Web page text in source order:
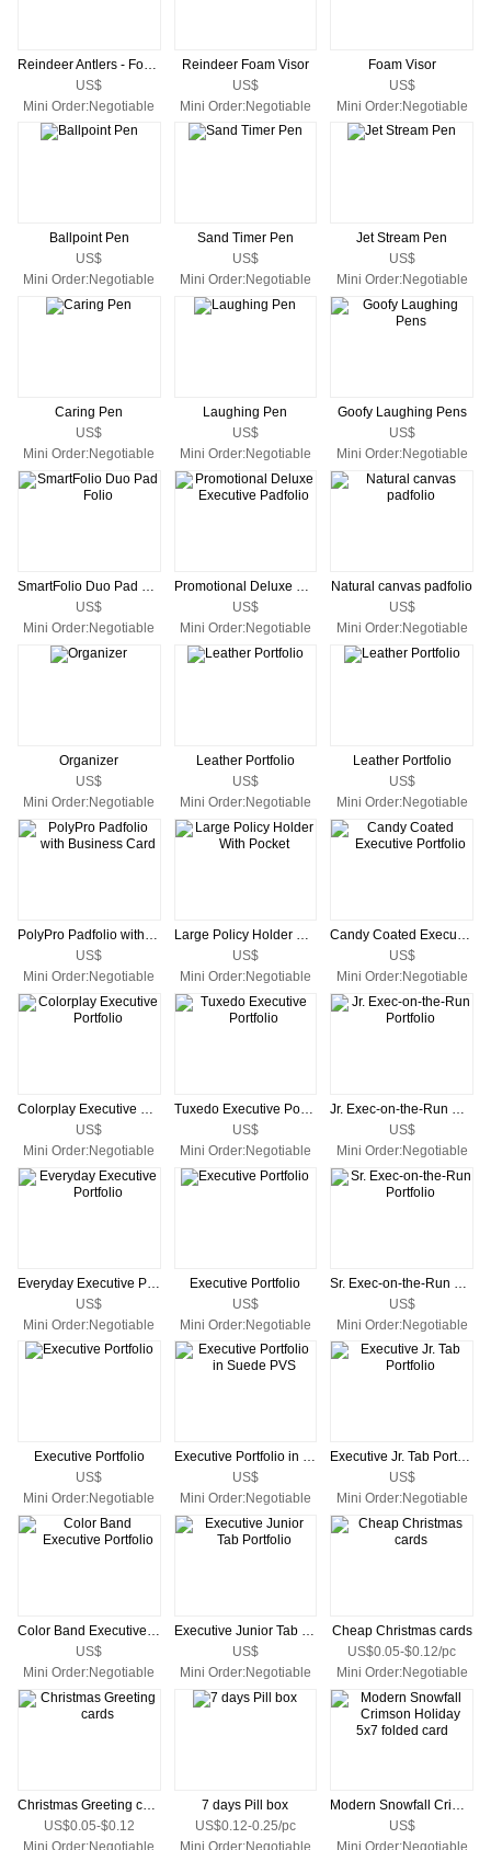
US$
Mini Order:Negotiable
Reindeer Foam Visor
US$
Mini Order:Negotiable
Foam Visor
US$
Mini Order:Negotiable
Ballpoint Pen
US$
Mini Order:Negotiable
Sand Timer Pen
US$
Mini Order:Negotiable
Jet Stream Pen
US$
Mini Order:Negotiable
Caring Pen
US$
Mini Order:Negotiable
Laughing Pen
US$
Mini Order:Negotiable
Goofy Laughing Pens
US$
Mini Order:Negotiable
SmartFolio Duo Pad Folio
US$
Mini Order:Negotiable
Promotional Deluxe Executive Padfolio
US$
Mini Order:Negotiable
Natural canvas padfolio
US$
Mini Order:Negotiable
Organizer
US$
Mini Order:Negotiable
Leather Portfolio
US$
Mini Order:Negotiable
Leather Portfolio
US$
Mini Order:Negotiable
PolyPro Padfolio with Business Card
US$
Mini Order:Negotiable
Large Policy Holder With Pocket
US$
Mini Order:Negotiable
Candy Coated Executive Portfolio
US$
Mini Order:Negotiable
US$
Mini Order:Negotiable
Tuxedo Executive Portfolio
US$
Mini Order:Negotiable
US$
Mini Order:Negotiable
US$
Mini Order:Negotiable
Executive Portfolio
US$
Mini Order:Negotiable
US$
Mini Order:Negotiable
Executive Portfolio
US$
Mini Order:Negotiable
Executive Portfolio in Suede PVS
US$
Mini Order:Negotiable
Executive Jr. Tab Portfolio
US$
Mini Order:Negotiable
Color Band Executive Portfolio
US$
Mini Order:Negotiable
Executive Junior Tab Portfolio
US$
Mini Order:Negotiable
Cheap Christmas cards
US$0.05-$0.12/pc
Mini Order:Negotiable
Christmas Greeting cards
US$0.05-$0.12
Mini Order:Negotiable
7 days Pill box
US$0.12-0.25/pc
Mini Order:Negotiable
Modern Snowfall Crimson Holiday 5x7 folded card
US$
Mini Order:Negotiable